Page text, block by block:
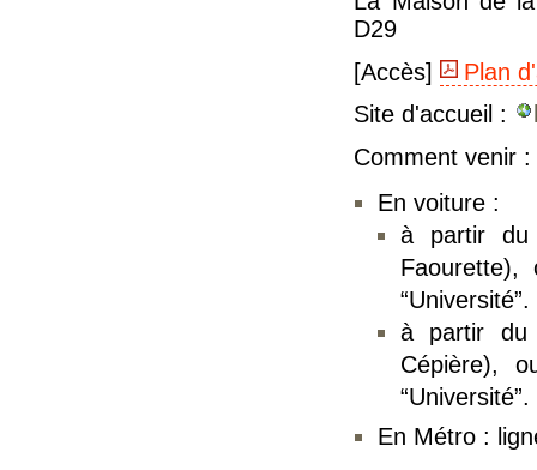
D29
[Accès]
Plan
Site d'accueil :
Comment venir :
En voiture :
à partir du
“Université”.
à partir du
Cépière),
“Université”.
En Métro :